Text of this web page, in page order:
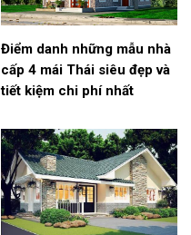
Điểm danh những mẫu nhà
cấp 4 mái Thái siêu đẹp và
tiết kiệm chi phí nhất